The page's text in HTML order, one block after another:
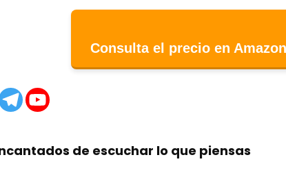
Consulta el precio en Amazon
de escuchar lo que piensas